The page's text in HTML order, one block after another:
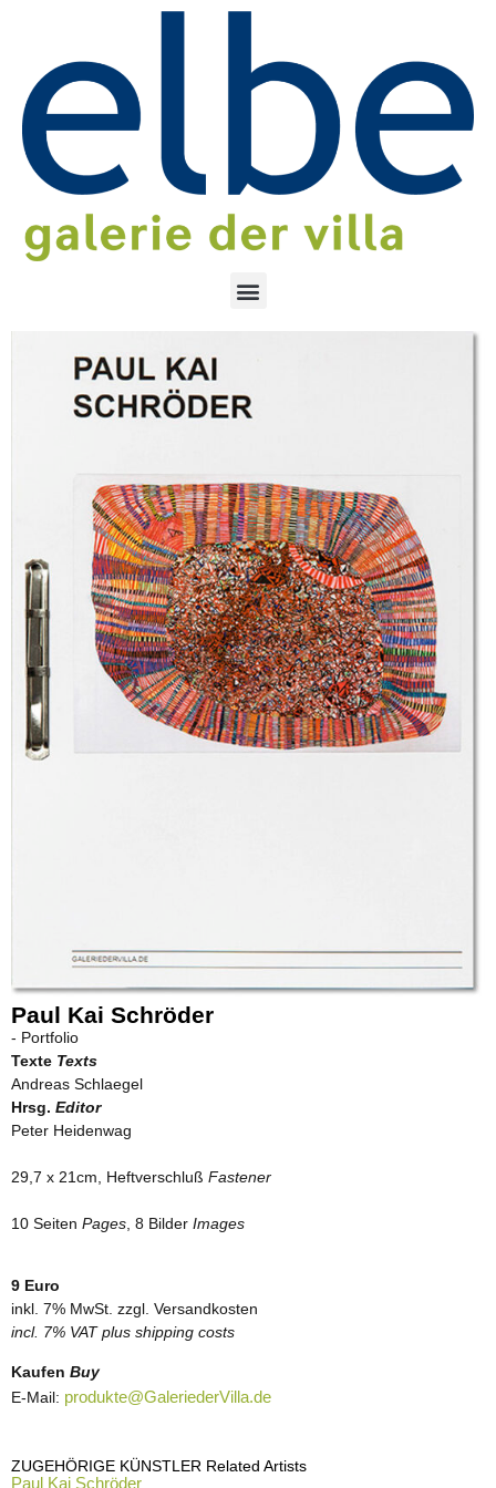
Paul Kai Schröder
- Portfolio
Texte Texts
Andreas Schlaegel
Hrsg. Editor
Peter Heidenwag
29,7 x 21cm, Heftverschluß Fastener
10 Seiten Pages , 8 Bilder Images
9 Euro
inkl. 7% MwSt. zzgl. Versandkosten
incl. 7% VAT plus shipping costs
Kaufen Buy
E-Mail: produkte@GaleriederVilla.de
ZUGEHÖRIGE KÜNSTLER Related Artists
Paul Kai Schröder